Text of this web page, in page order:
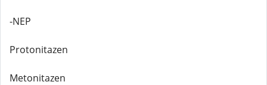
-NEP
Protonitazen
Metonitazen